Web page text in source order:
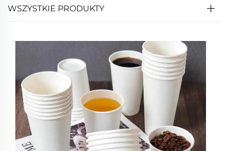
WSZYSTKIE PRODUKTY